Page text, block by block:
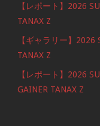
【レポート】2026
TANAX Z
【ギャラリー】2026
TANAX Z
【レポート】2026
GAINER TANAX Z